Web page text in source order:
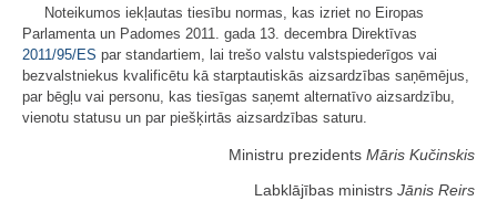
Noteikumos iekļautas tiesību normas, kas izriet no Eiropas
Parlamenta un Padomes 2011. gada 13. decembra Direktīvas
2011/95/ES par standartiem, lai trešo valstu valstspiederīgos vai
bezvalstniekus kvalificētu kā starptautiskās aizsardzības saņēmējus,
par bēgļu vai personu, kas tiesīgas saņemt alternatīvo aizsardzību,
vienotu statusu un par piešķirtās aizsardzības saturu.
Ministru prezidents Māris Kučinskis
Labklājības ministrs Jānis Reirs